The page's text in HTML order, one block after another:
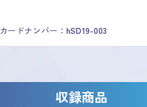
カードナンバー： hSD19-003
収録商品